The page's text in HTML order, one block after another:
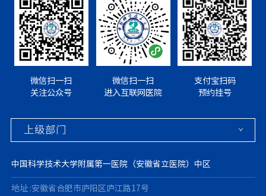
微信扫一扫
关注公众号
微信扫一扫
进入互联网医院
支付宝扫码
预约挂号
中国科学技术大学附属第一医院（安徽省立医院）中区
地址 :安徽省合肥市庐阳区庐江路17号